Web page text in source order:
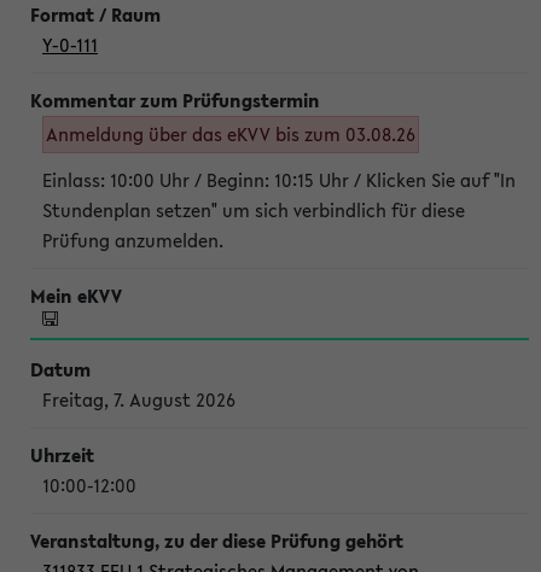
Y-0-111
Anmeldung über das eKVV bis zum 03.08.26
Einlass: 10:00 Uhr / Beginn: 10:15 Uhr / Klicken Sie auf "In
Stundenplan setzen" um sich verbindlich für diese
Prüfung anzumelden.
Freitag, 7. August 2026
10:00-12:00